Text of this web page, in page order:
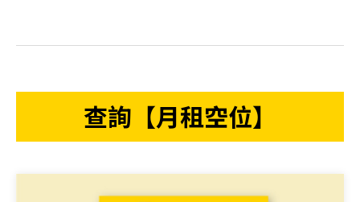
查詢【月租空位】